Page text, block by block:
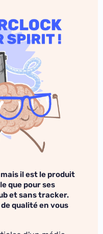
il est le produit
que pour ses
et sans tracker.
qualité en vous